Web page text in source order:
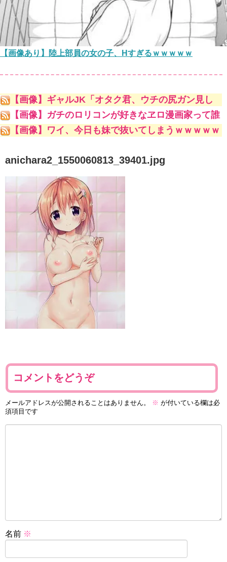
【画像あり】陸上部員の女の子、Hすぎるｗｗｗｗｗ
【画像】ギャルJK「オタク君、ウチの尻ガン見し
ててキモいよw」
【画像】ガチのロリコンが好きなヱロ漫画家って誰
やｗｗｗｗｗ
【画像】ワイ、今日も妹で抜いてしまうｗｗｗｗｗ
anichara2_1550060813_39401.jpg
コメントをどうぞ
メールアドレスが公開されることはありません。 ※ が付いている欄は必
須項目です
名前 ※